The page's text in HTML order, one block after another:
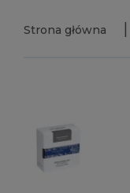
Strona główna